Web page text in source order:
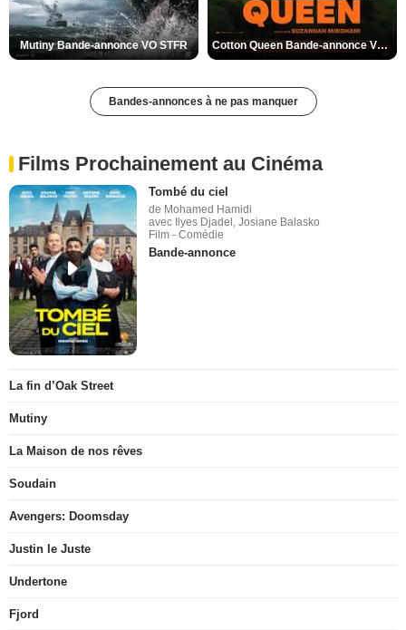
Mutiny Bande-annonce VO STFR Cotton Queen Bande-annonce VO STFR
Bandes-annonces à ne pas manquer
Films Prochainement au Cinéma
Tombé du ciel
de Mohamed Hamidi
avec Ilyes Djadel, Josiane Balasko
Film - Comédie
Bande-annonce
La fin d’Oak Street
Mutiny
La Maison de nos rêves
Soudain
Avengers: Doomsday
Justin le Juste
Undertone
Fjord